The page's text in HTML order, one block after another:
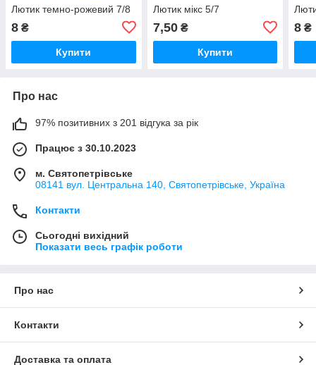
Лютик темно-рожевий 7/8
8 ₴
Купити
Лютик мікс 5/7
7,50₴
Купити
8 ₴
Про нас
97% позитивних з 201 відгука за рік
Працює з 30.10.2023
м. Святопетрівське
08141 вул. Центральна 140, Святопетрівське, Україна
Контакти
Сьогодні вихідний
Показати весь графік роботи
Про нас
Контакти
Доставка та оплата